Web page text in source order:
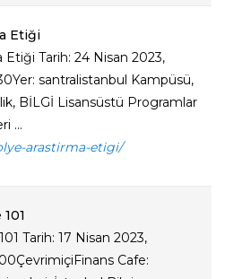
Etiği
Etiği Tarih: 24 Nisan 2023,
santralistanbul Kampüsü,
BİLGİ Lisansüstü Programlar
...
arastirma-etigi/
Tarih: 17 Nisan 2023,
Cafe: